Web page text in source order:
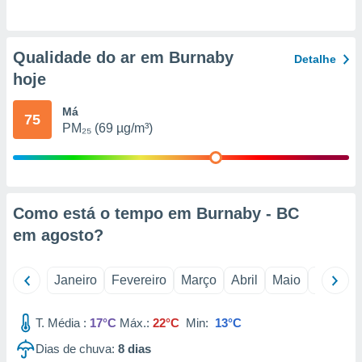
ou opor-
qualquer
em “
na
num
para
Qualidade do ar em Burnaby
hoje
Detalhe
75 Má
PM₂₅ (69 µg/m³)
Como está o tempo em Burnaby - BC
em agosto?
Janeiro Fevereiro Março Abril Maio Junho
T. Média : 17°C Máx.: 22°C Min: 13°C
Dias de chuva: 8 dias